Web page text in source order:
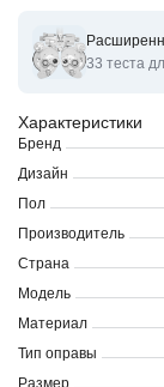
Оправы для
Характеристики
Бренд
Дизайн
Пол
Производитель
Страна
Модель
Материал
Тип оправы
Размер
33 теста